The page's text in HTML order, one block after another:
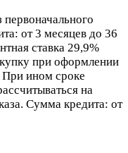
первоначального
от 3 месяцев до 36
ставка 29,9%
при оформлении
При ином сроке
на
Сумма кредита: от